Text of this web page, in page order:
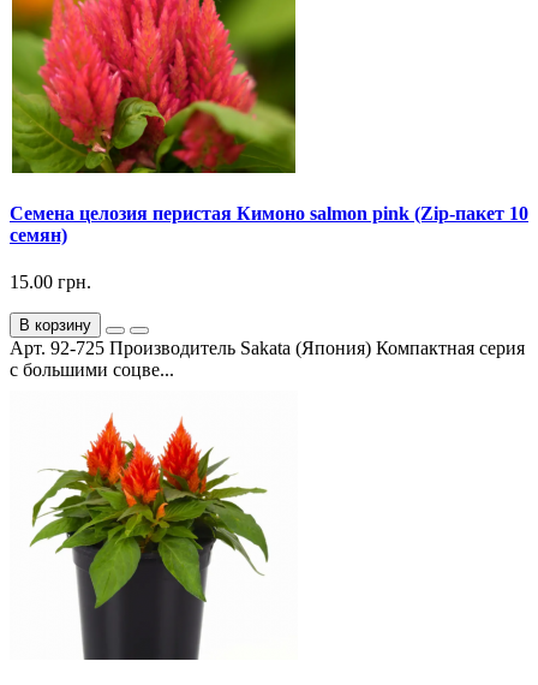
Семена целозия перистая Кимоно salmon pink (Zip-пакет 10
семян)
15.00 грн.
В корзину
Арт. 92-725 Производитель Sakata (Япония) Компактная серия
с большими соцве...